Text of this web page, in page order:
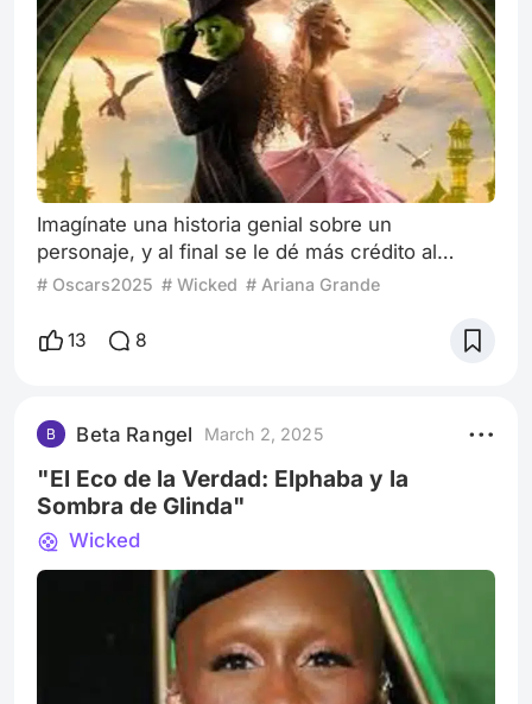
Imagínate una historia genial sobre un
personaje, y al final se le dé más crédito al
personaje secundario. Pues sí, amigos lectores,
de ver la nueva producción que, sin duda
hablo de "Wicked". Sin duda que esta trama de
fantasía musical será un éxito en taquilla.
# Oscars2025 # Wicked # Ariana Grande
13 8
Beta Rangel March 2, 2025
"El Eco de la Verdad: Elphaba y la
Sombra de Glinda"
Wicked